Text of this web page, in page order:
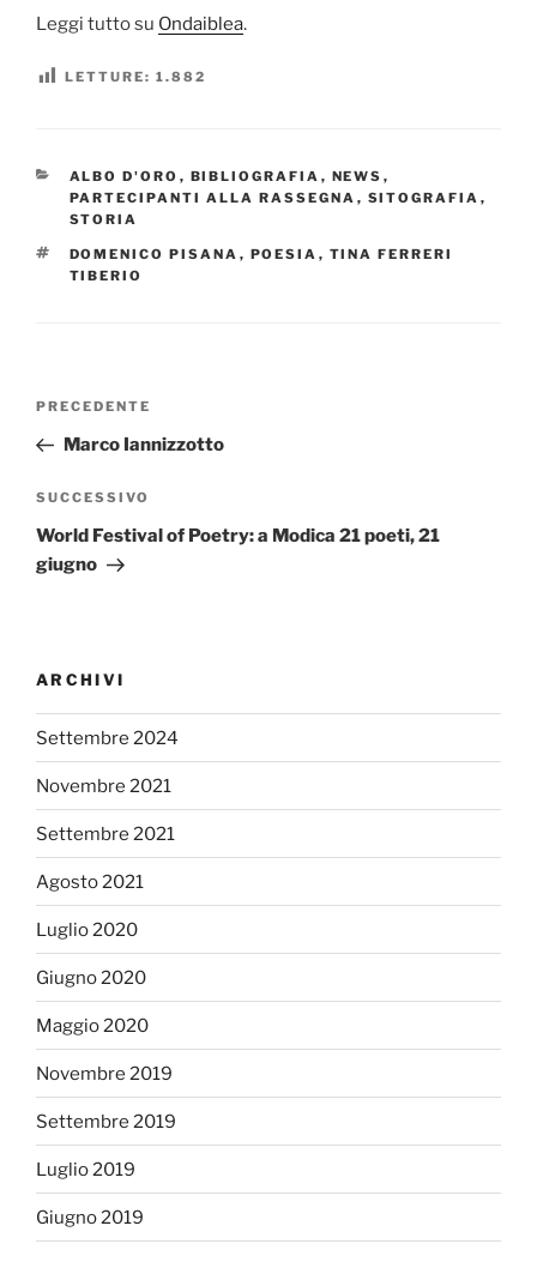
Leggi tutto su Ondaiblea.
LETTURE: 1.882
CATEGORIE
ALBO D'ORO , BIBLIOGRAFIA , NEWS ,
PARTECIPANTI ALLA RASSEGNA , SITOGRAFIA ,
STORIA
TAG
DOMENICO PISANA , POESIA , TINA FERRERI
TIBERIO
Navigazione
Articolo
precedente:
PRECEDENTE
Marco Iannizzotto
Articolo
successivo
SUCCESSIVO
World Festival of Poetry: a Modica 21 poeti, 21
giugno
ARCHIVI
Settembre 2024
Novembre 2021
Settembre 2021
Agosto 2021
Luglio 2020
Giugno 2020
Maggio 2020
Novembre 2019
Settembre 2019
Luglio 2019
Giugno 2019